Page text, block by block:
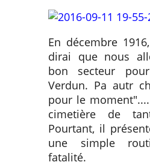
En décembre
dirai que nous
bon secteur
Verdun. Pa autr
pour le
cimetière de
Pourtant, il
une simple
fatalité.